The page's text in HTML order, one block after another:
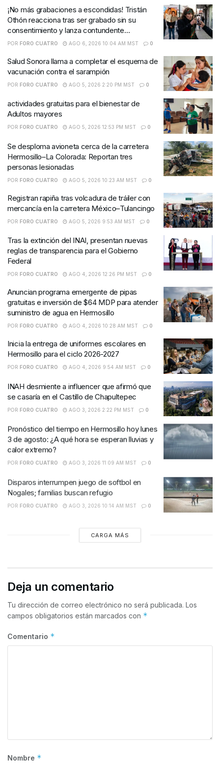
¡No más grabaciones a escondidas! Tristán
Othón reacciona tras ser grabado sin su
consentimiento y lanza contundente
advertencia
POR FORO CUATRO AGO 6, 2026 10:04 AM MST 0
Salud Sonora llama a completar el esquema de
vacunación contra el sarampión
POR FORO CUATRO AGO 5, 2026 2:20 PM MST 0
actividades gratuitas para el bienestar de
Adultos mayores
POR FORO CUATRO AGO 5, 2026 12:53 PM MST 0
Se desploma avioneta cerca de la carretera
Hermosillo–La Colorada: Reportan tres
personas lesionadas
POR FORO CUATRO AGO 5, 2026 10:23 AM MST 0
Registran rapiña tras volcadura de tráiler con
mercancía en la carretera México–Tulancingo
POR FORO CUATRO AGO 5, 2026 9:53 AM MST 0
Tras la extinción del INAI, presentan nuevas
reglas de transparencia para el Gobierno
Federal
POR FORO CUATRO AGO 4, 2026 12:26 PM MST 0
Anuncian programa emergente de pipas
gratuitas e inversión de $64 MDP para atender
suministro de agua en Hermosillo
POR FORO CUATRO AGO 4, 2026 10:28 AM MST 0
Inicia la entrega de uniformes escolares en
Hermosillo para el ciclo 2026-2027
POR FORO CUATRO AGO 4, 2026 9:54 AM MST 0
INAH desmiente a influencer que afirmó que
se casaría en el Castillo de Chapultepec
POR FORO CUATRO AGO 3, 2026 2:22 PM MST 0
Pronóstico del tiempo en Hermosillo hoy lunes
3 de agosto: ¿A qué hora se esperan lluvias y
calor extremo?
POR FORO CUATRO AGO 3, 2026 11:09 AM MST 0
Disparos interrumpen juego de softbol en
Nogales; familias buscan refugio
POR FORO CUATRO AGO 3, 2026 10:14 AM MST 0
CARGA MÁS
Deja un comentario
Tu dirección de correo electrónico no será publicada. Los
campos obligatorios están marcados con *
Comentario *
Nombre *